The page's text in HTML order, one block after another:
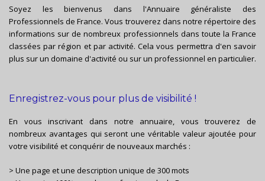
Soyez les bienvenus dans l'Annuaire généraliste des
Professionnels de France. Vous trouverez dans notre répertoire des
informations sur de nombreux professionnels dans toute la France
classées par région et par activité. Cela vous permettra d'en savoir
plus sur un domaine d'activité ou sur un professionnel en particulier.
Enregistrez-vous pour plus de visibilité !
En vous inscrivant dans notre annuaire, vous trouverez de
nombreux avantages qui seront une véritable valeur ajoutée pour
votre visibilité et conquérir de nouveaux marchés :
> Une page et une description unique de 300 mots